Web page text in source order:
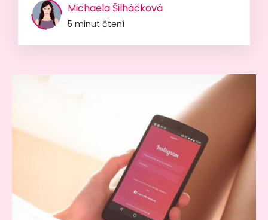
Michaela Šilháčková
5 minut čtení